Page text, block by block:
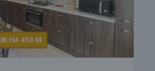
НА 450 М